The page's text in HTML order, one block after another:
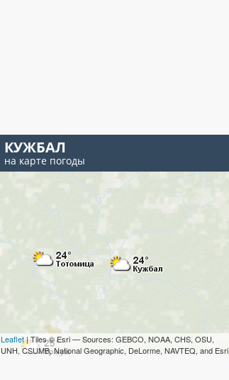
КУЖБАЛ
на карте погоды
Leaflet| Tiles © Esri — Sources: GEBCO, NOAA, CHS, OSU,
UNH, CSUMB, National Geographic, DeLorme, NAVTEQ, and Esri